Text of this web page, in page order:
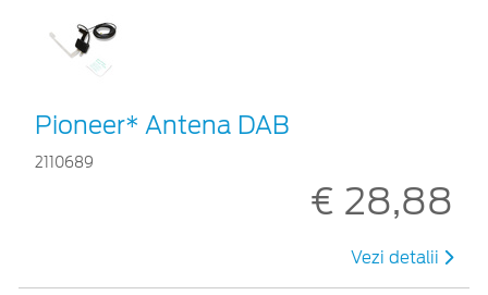
Pioneer* Antena DAB
2110689
€ 28,88
Vezi detalii